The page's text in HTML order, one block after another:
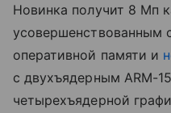
Новинка получит 8 Мп
усовершенствованным
оперативной памяти и
с двухъядерным ARM-
четырехъядерной